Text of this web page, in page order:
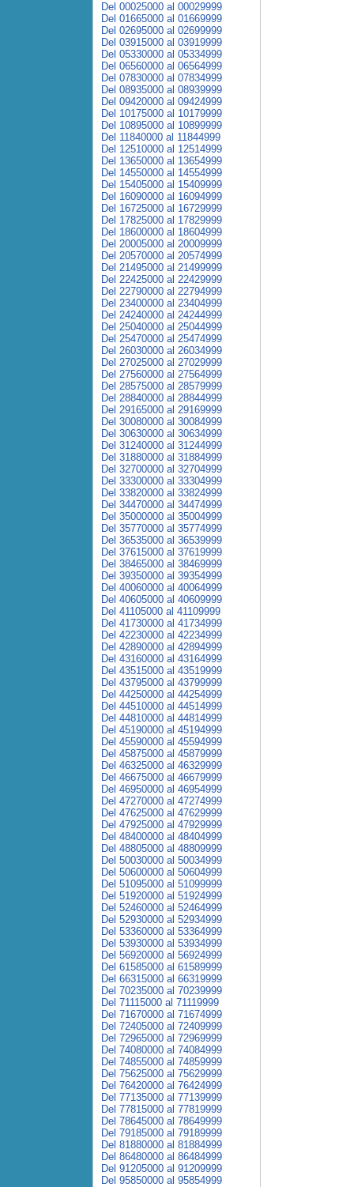
Del 00025000 al 00029999
Del 01665000 al 01669999
Del 02695000 al 02699999
Del 03915000 al 03919999
Del 05330000 al 05334999
Del 06560000 al 06564999
Del 07830000 al 07834999
Del 08935000 al 08939999
Del 09420000 al 09424999
Del 10175000 al 10179999
Del 10895000 al 10899999
Del 11840000 al 11844999
Del 12510000 al 12514999
Del 13650000 al 13654999
Del 14550000 al 14554999
Del 15405000 al 15409999
Del 16090000 al 16094999
Del 16725000 al 16729999
Del 17825000 al 17829999
Del 18600000 al 18604999
Del 20005000 al 20009999
Del 20570000 al 20574999
Del 21495000 al 21499999
Del 22425000 al 22429999
Del 22790000 al 22794999
Del 23400000 al 23404999
Del 24240000 al 24244999
Del 25040000 al 25044999
Del 25470000 al 25474999
Del 26030000 al 26034999
Del 27025000 al 27029999
Del 27560000 al 27564999
Del 28575000 al 28579999
Del 28840000 al 28844999
Del 29165000 al 29169999
Del 30080000 al 30084999
Del 30630000 al 30634999
Del 31240000 al 31244999
Del 31880000 al 31884999
Del 32700000 al 32704999
Del 33300000 al 33304999
Del 33820000 al 33824999
Del 34470000 al 34474999
Del 35000000 al 35004999
Del 35770000 al 35774999
Del 36535000 al 36539999
Del 37615000 al 37619999
Del 38465000 al 38469999
Del 39350000 al 39354999
Del 40060000 al 40064999
Del 40605000 al 40609999
Del 41105000 al 41109999
Del 41730000 al 41734999
Del 42230000 al 42234999
Del 42890000 al 42894999
Del 43160000 al 43164999
Del 43515000 al 43519999
Del 43795000 al 43799999
Del 44250000 al 44254999
Del 44510000 al 44514999
Del 44810000 al 44814999
Del 45190000 al 45194999
Del 45590000 al 45594999
Del 45875000 al 45879999
Del 46325000 al 46329999
Del 46675000 al 46679999
Del 46950000 al 46954999
Del 47270000 al 47274999
Del 47625000 al 47629999
Del 47925000 al 47929999
Del 48400000 al 48404999
Del 48805000 al 48809999
Del 50030000 al 50034999
Del 50600000 al 50604999
Del 51095000 al 51099999
Del 51920000 al 51924999
Del 52460000 al 52464999
Del 52930000 al 52934999
Del 53360000 al 53364999
Del 53930000 al 53934999
Del 56920000 al 56924999
Del 61585000 al 61589999
Del 66315000 al 66319999
Del 70235000 al 70239999
Del 71115000 al 71119999
Del 71670000 al 71674999
Del 72405000 al 72409999
Del 72965000 al 72969999
Del 74080000 al 74084999
Del 74855000 al 74859999
Del 75625000 al 75629999
Del 76420000 al 76424999
Del 77135000 al 77139999
Del 77815000 al 77819999
Del 78645000 al 78649999
Del 79185000 al 79189999
Del 81880000 al 81884999
Del 86480000 al 86484999
Del 91205000 al 91209999
Del 95850000 al 95854999